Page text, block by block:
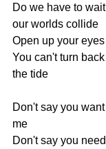
Do we have to wait
our worlds collide
Open up your eyes
You can't turn back
the tide
Don't say you want
me
Don't say you need